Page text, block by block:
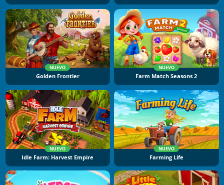
NUEVO
Golden Frontier
NUEVO
Farm Match Seasons 2
NUEVO
Idle Farm: Harvest Empire
NUEVO
Farming Life